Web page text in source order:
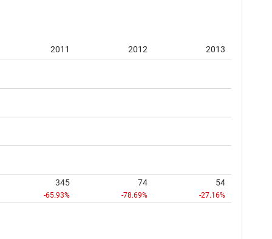
2011 2012 2013
345
-65.93%
74
-78.69%
54
-27.16%